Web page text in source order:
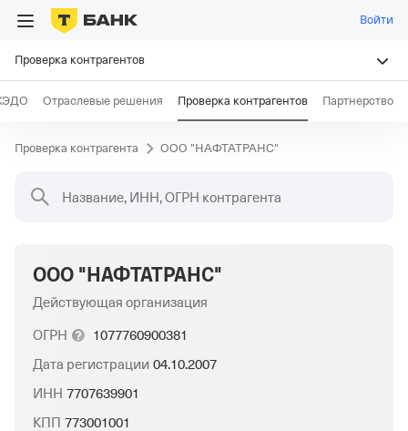
Войти
Проверка контрагентов
Отраслевые решения Проверка контрагентов Партнерство
Проверка контрагента ООО "НАФТАТРАНС"
Название, ИНН, ОГРН контрагента
ООО "НАФТАТРАНС"
Действующая организация
ОГРН
1077760900381
Дата регистрации 04.10.2007
ИНН 7707639901
КПП 773001001